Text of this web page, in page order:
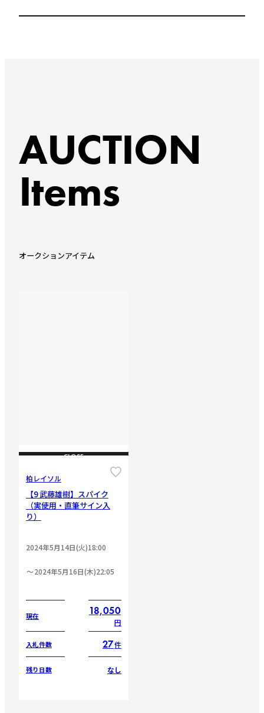
AUCTION
Items
オークションアイテム
CLOSE
柏レイソル
【9 武藤雄樹】スパイク
（実使用・直筆サイン入
り）
2024年5月14日(火)18:00
2024年5月16日(木)22:05
現在 18,050
円
入札件数 27件
残り日数 なし